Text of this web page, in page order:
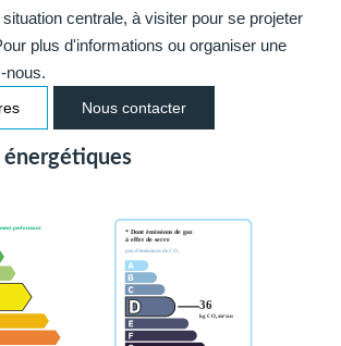
centrale, à visiter pour se projeter
plus d'informations ou organiser une
nous.
Nous contacter
énergétiques